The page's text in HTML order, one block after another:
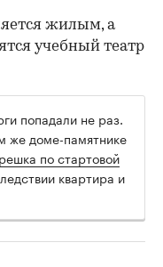
жилым, а
учебный театр
попадали не раз.
же доме-памятнике
по стартовой
квартира и